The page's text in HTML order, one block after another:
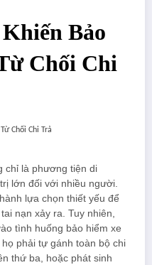
Bảo
Chối Chi
chỉ là phương tiện di
lớn đối với nhiều người.
lựa chọn thiết yếu để
nạn xảy ra. Tuy nhiên,
tình huống bảo hiểm xe
phải tự gánh toàn bộ chi
thứ ba, hoặc phát sinh